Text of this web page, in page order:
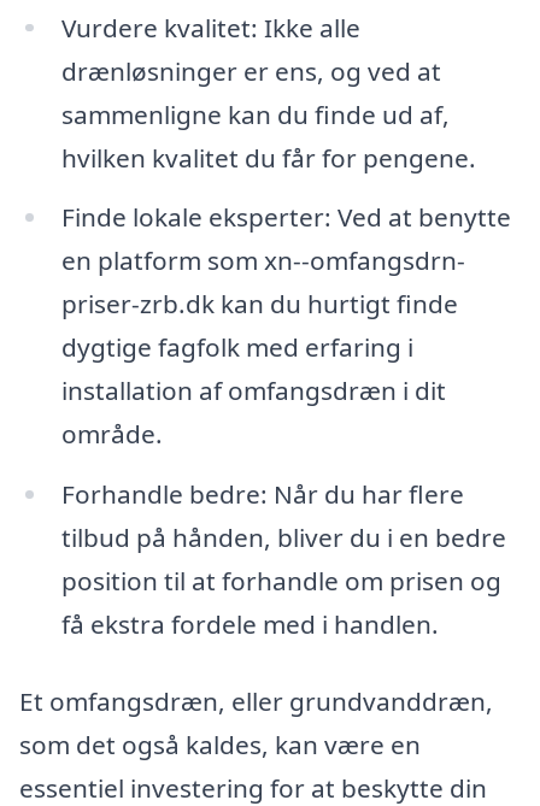
Vurdere kvalitet: Ikke alle
drænløsninger er ens, og ved at
sammenligne kan du finde ud af,
hvilken kvalitet du får for pengene.
Finde lokale eksperter: Ved at benytte
en platform som xn--omfangsdrn-
priser-zrb.dk kan du hurtigt finde
dygtige fagfolk med erfaring i
installation af omfangsdræn i dit
område.
Forhandle bedre: Når du har flere
tilbud på hånden, bliver du i en bedre
position til at forhandle om prisen og
få ekstra fordele med i handlen.
Et omfangsdræn, eller grundvanddræn,
som det også kaldes, kan være en
essentiel investering for at beskytte din